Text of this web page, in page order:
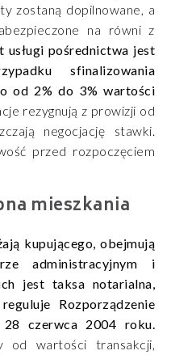
zostaną dopilnowane, a
na równi z
usługi pośrednictwa jest
sfinalizowania
od 2% do 3% wartości
rezygnują z prowizji od
negocjację stawki.
przed rozpoczęciem
mieszkania
kupującego, obejmują
administracyjnym i
jest taksa notarialna,
Rozporządzenie
czerwca 2004 roku.
od wartości transakcji,